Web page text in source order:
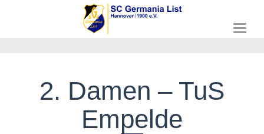
T
2. Damen – TuS
Empelde